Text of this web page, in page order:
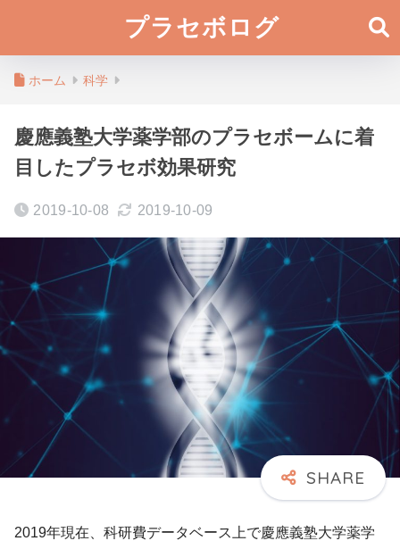
プラセボログ
ホーム 科学
慶應義塾大学薬学部のプラセボームに着
目したプラセボ効果研究
2019-10-08 2019-10-09
2019年現在、科研費データベース上で慶應義塾大学薬学